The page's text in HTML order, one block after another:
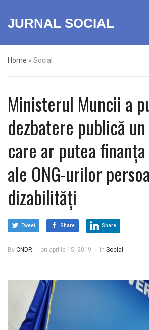
JURNAL SOCIAL
Home » Social
Ministerul Muncii a
dezbatere publică
care ar putea
ale ONG-urilor
dizabilități
Tweet Share Share
By CNDR on aprilie 15, 2019 in Social